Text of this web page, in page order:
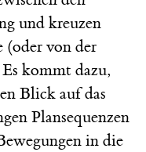
und kreuzen
(oder von der
kommt dazu,
Blick auf das
Plansequenzen
in die